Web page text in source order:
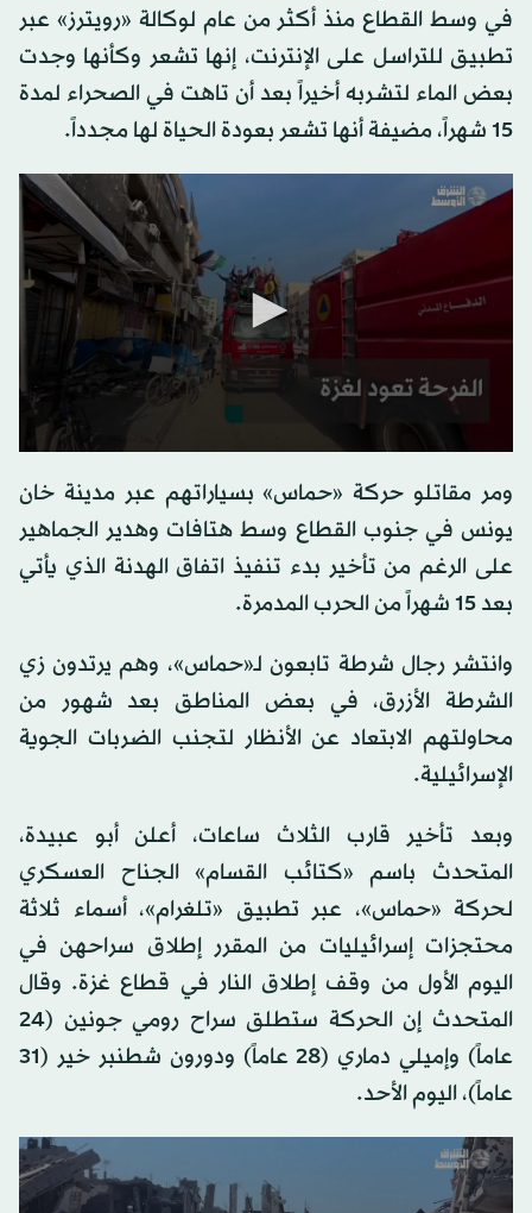
في وسط القطاع منذ أكثر من عام لوكالة «رويترز» عبر
تطبيق للتراسل على الإنترنت، إنها تشعر وكأنها وجدت
بعض الماء لتشربه أخيراً بعد أن تاهت في الصحراء لمدة
15 شهراً، مضيفة أنها تشعر بعودة الحياة لها مجدداً.
seconds
of
seconds
ومر مقاتلو حركة «حماس» بسياراتهم عبر مدينة خان
يونس في جنوب القطاع وسط هتافات وهدير الجماهير
على الرغم من تأخير بدء تنفيذ اتفاق الهدنة الذي يأتي
بعد 15 شهراً من الحرب المدمرة.
وانتشر رجال شرطة تابعون لـ«حماس»، وهم يرتدون زي
الشرطة الأزرق، في بعض المناطق بعد شهور من
محاولتهم الابتعاد عن الأنظار لتجنب الضربات الجوية
الإسرائيلية.
وبعد تأخير قارب الثلاث ساعات، أعلن أبو عبيدة،
المتحدث باسم «كتائب القسام» الجناح العسكري
لحركة «حماس»، عبر تطبيق «تلغرام»، أسماء ثلاثة
محتجزات إسرائيليات من المقرر إطلاق سراحهن في
اليوم الأول من وقف إطلاق النار في قطاع غزة. وقال
المتحدث إن الحركة ستطلق سراح رومي جونين (24
عاماً) وإميلي دماري (28 عاماً) ودورون شطنبر خير (31
عاماً)، اليوم الأحد.